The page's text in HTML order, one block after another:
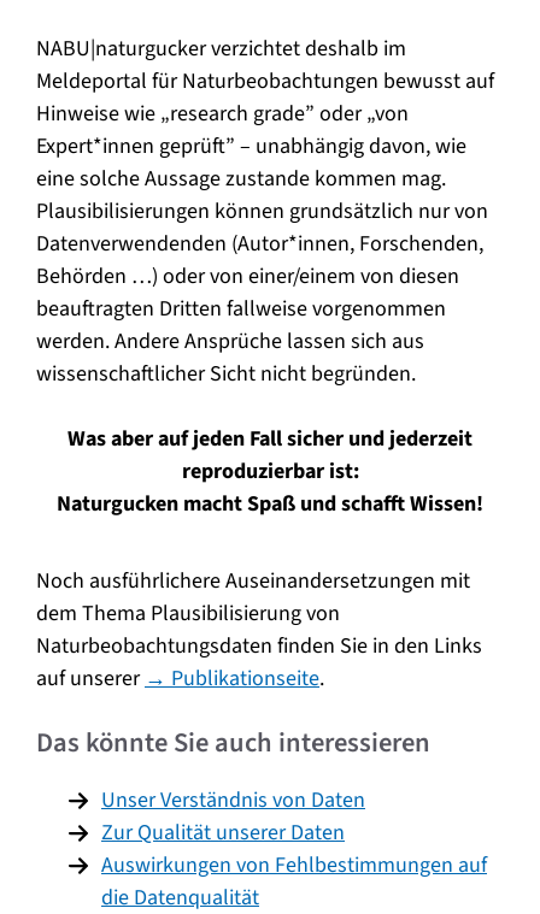
NABU|naturgucker verzichtet deshalb im
Meldeportal für Naturbeobachtungen bewusst auf
Hinweise wie „research grade” oder „von
Expert*innen geprüft” – unabhängig davon, wie
eine solche Aussage zustande kommen mag.
Plausibilisierungen können grundsätzlich nur von
Datenverwendenden (Autor*innen, Forschenden,
Behörden …) oder von einer/einem von diesen
beauftragten Dritten fallweise vorgenommen
werden. Andere Ansprüche lassen sich aus
wissenschaftlicher Sicht nicht begründen.
Was aber auf jeden Fall sicher und jederzeit
reproduzierbar ist:
Naturgucken macht Spaß und schafft Wissen!
Noch ausführlichere Auseinandersetzungen mit
dem Thema Plausibilisierung von
Naturbeobachtungsdaten finden Sie in den Links
auf unserer → Publikationseite.
Das könnte Sie auch interessieren
Unser Verständnis von Daten
Zur Qualität unserer Daten
Auswirkungen von Fehlbestimmungen auf
die Datenqualität